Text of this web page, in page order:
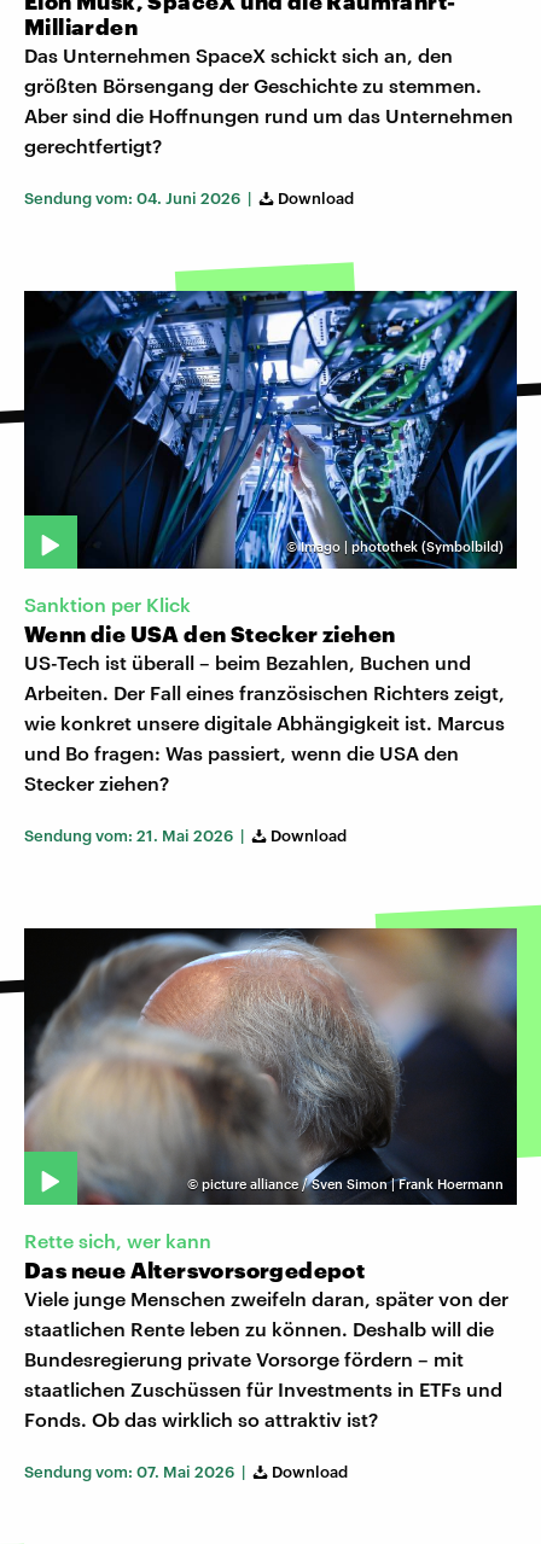
Milliarden
Das Unternehmen SpaceX schickt sich an, den
größten Börsengang der Geschichte zu stemmen.
Aber sind die Hoffnungen rund um das Unternehmen
gerechtfertigt?
Sendung vom: 04. Juni 2026 | Download
©Imago | photothek (Symbolbild)
Sanktion per Klick
Wenn die USA den Stecker ziehen
US-Tech ist überall – beim Bezahlen, Buchen und
Arbeiten. Der Fall eines französischen Richters zeigt,
wie konkret unsere digitale Abhängigkeit ist. Marcus
und Bo fragen: Was passiert, wenn die USA den
Stecker ziehen?
Sendung vom: 21. Mai 2026 | Download
© picture alliance / Sven Simon | Frank Hoermann
Rette sich, wer kann
Das neue Altersvorsorgedepot
Viele junge Menschen zweifeln daran, später von der
staatlichen Rente leben zu können. Deshalb will die
Bundesregierung private Vorsorge fördern – mit
staatlichen Zuschüssen für Investments in ETFs und
Fonds. Ob das wirklich so attraktiv ist?
Sendung vom: 07. Mai 2026 | Download